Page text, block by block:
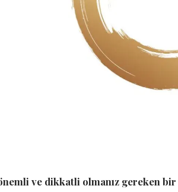
ve dikkatli olmanız gereken bir